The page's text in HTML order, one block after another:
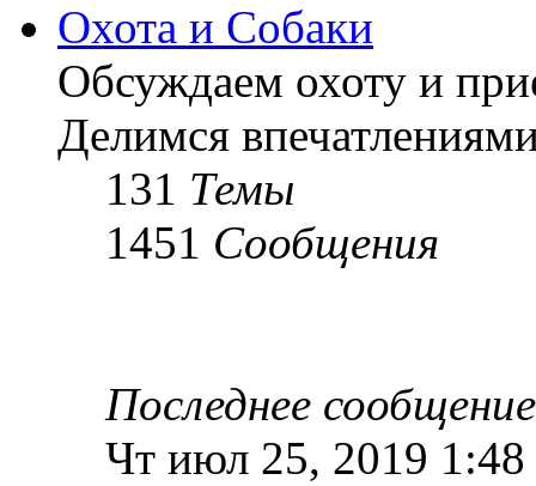
Охота и Собаки
Обсуждаем охоту и
Делимся
131 Темы
1451 Сообщения
Последнее сообщение
Чт июл 25, 2019 1:48